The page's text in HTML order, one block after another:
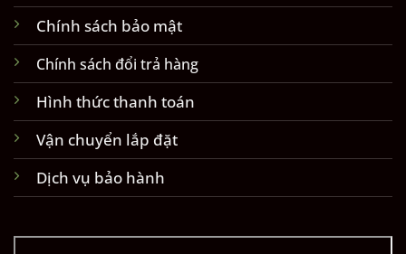
Chính sách bảo mật
Chính sách đổi trả hàng
Hình thức thanh toán
Vận chuyển lắp đặt
Dịch vụ bảo hành